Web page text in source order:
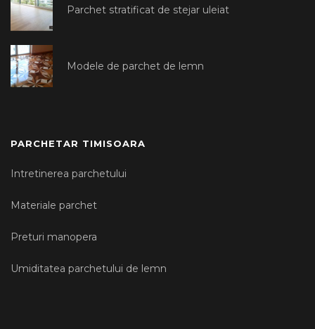
Parchet stratificat de stejar uleiat
Modele de parchet de lemn
PARCHETAR TIMISOARA
Intretinerea parchetului
Materiale parchet
Preturi manopera
Umiditatea parchetului de lemn